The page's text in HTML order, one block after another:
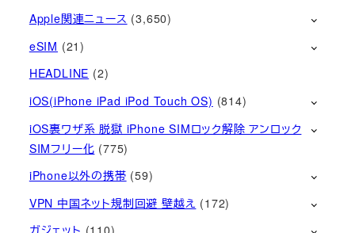
Apple関連ニュース (3,650)
eSIM (21)
HEADLINE (2)
iOS(iPhone iPad iPod Touch OS) (814)
iOS裏ワザ系 脱獄 iPhone SIMロック解除 アンロック
SIMフリー化 (775)
iPhone以外の携帯 (59)
VPN 中国ネット規制回避 壁越え (172)